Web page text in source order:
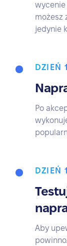
wycenie
możesz
jedynie
DZIEŃ
Po
DZIEŃ
Aby